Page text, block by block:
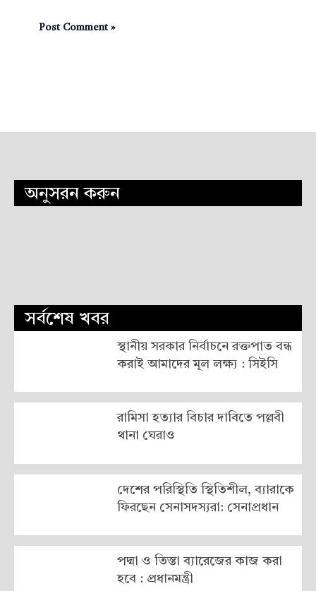
অনুসরন করুন
সর্বশেষ খবর
স্থানীয় সরকার নির্বাচনে রক্তপাত বন্ধ
করাই আমাদের মূল লক্ষ্য : সিইসি
রামিসা হত্যার বিচার দাবিতে পল্লবী
থানা ঘেরাও
দেশের পরিস্থিতি স্থিতিশীল, ব্যারাকে
ফিরছেন সেনাসদস্যরা: সেনাপ্রধান
পদ্মা ও তিস্তা ব্যারেজের কাজ করা
হবে : প্রধানমন্ত্রী